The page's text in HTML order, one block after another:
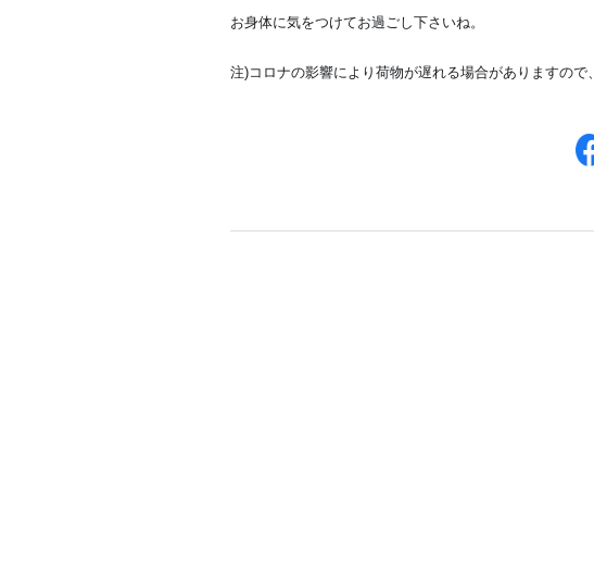
お身体に気をつけてお過ごし下さいね。
注)コロナの影響により荷物が遅れる場合がありますので